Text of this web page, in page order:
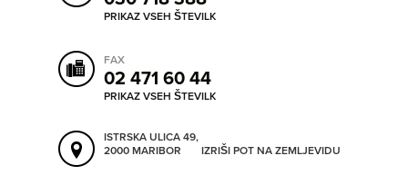
SO ODPRTA V
POŠLJI SMS
ORODJA
SHRANI V MOJ ITIS
PRIKAZ VSEH ŠTEVILK
FAX
02 471 60 44
PRIKAZ VSEH ŠTEVILK
ISTRSKA ULICA 49,
2000 MARIBOR
IZRIŠI POT NA ZEMLJEVIDU